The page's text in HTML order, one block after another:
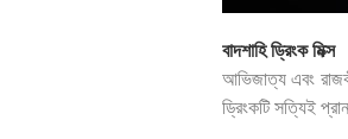
বাদশাহি ড্রিংক মিক্স
আভিজাত্য এবং
ড্রিংকটি সত্যিই